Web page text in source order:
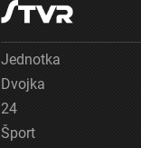
Jednotka
Dvojka
24
Šport